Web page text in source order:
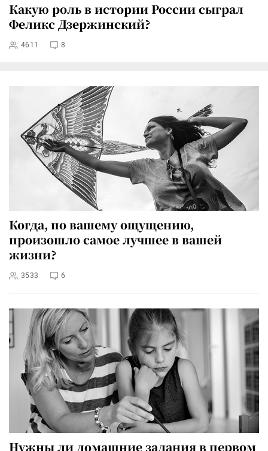
Какую роль в истории России сыграл
Феликс Дзержинский?
4611 8
Когда, по вашему ощущению,
произошло самое лучшее в вашей
жизни?
3533 6
Нужны ли домашние задания в первом